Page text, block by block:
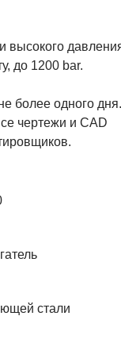
высокого
до 1200 bar.
более одного дня.
чертежи и CAD
стали